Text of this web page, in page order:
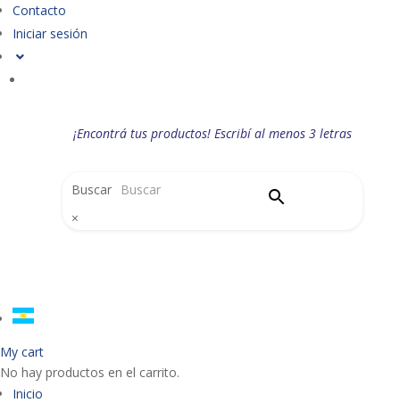
Contacto
Iniciar sesión
¡Encontrá tus productos! Escribí al menos 3 letras
Buscar
×
My cart
No hay productos en el carrito.
Inicio